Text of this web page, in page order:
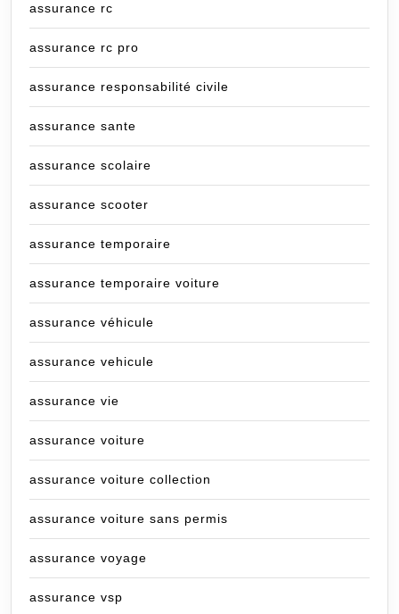
assurance rc
assurance rc pro
assurance responsabilité civile
assurance sante
assurance scolaire
assurance scooter
assurance temporaire
assurance temporaire voiture
assurance véhicule
assurance vehicule
assurance vie
assurance voiture
assurance voiture collection
assurance voiture sans permis
assurance voyage
assurance vsp